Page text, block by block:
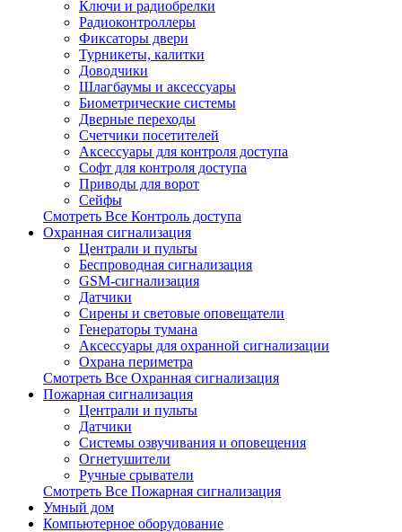
Ключи и радиобрелки
Радиоконтроллеры
Фиксаторы двери
Турникеты, калитки
Доводчики
Шлагбаумы и аксессуары
Биометрические системы
Дверные переходы
Счетчики посетителей
Аксессуары для контроля доступа
Софт для контроля доступа
Приводы для ворот
Сейфы
Смотреть Все Контроль доступа
Охранная сигнализация
Централи и пульты
Беспроводная сигнализация
GSM-сигнализация
Датчики
Сирены и световые оповещатели
Генераторы тумана
Аксессуары для охранной сигнализации
Охрана периметра
Смотреть Все Охранная сигнализация
Пожарная сигнализация
Централи и пульты
Датчики
Системы озвучивания и оповещения
Огнетушители
Ручные срыватели
Смотреть Все Пожарная сигнализация
Умный дом
Компьютерное оборудование